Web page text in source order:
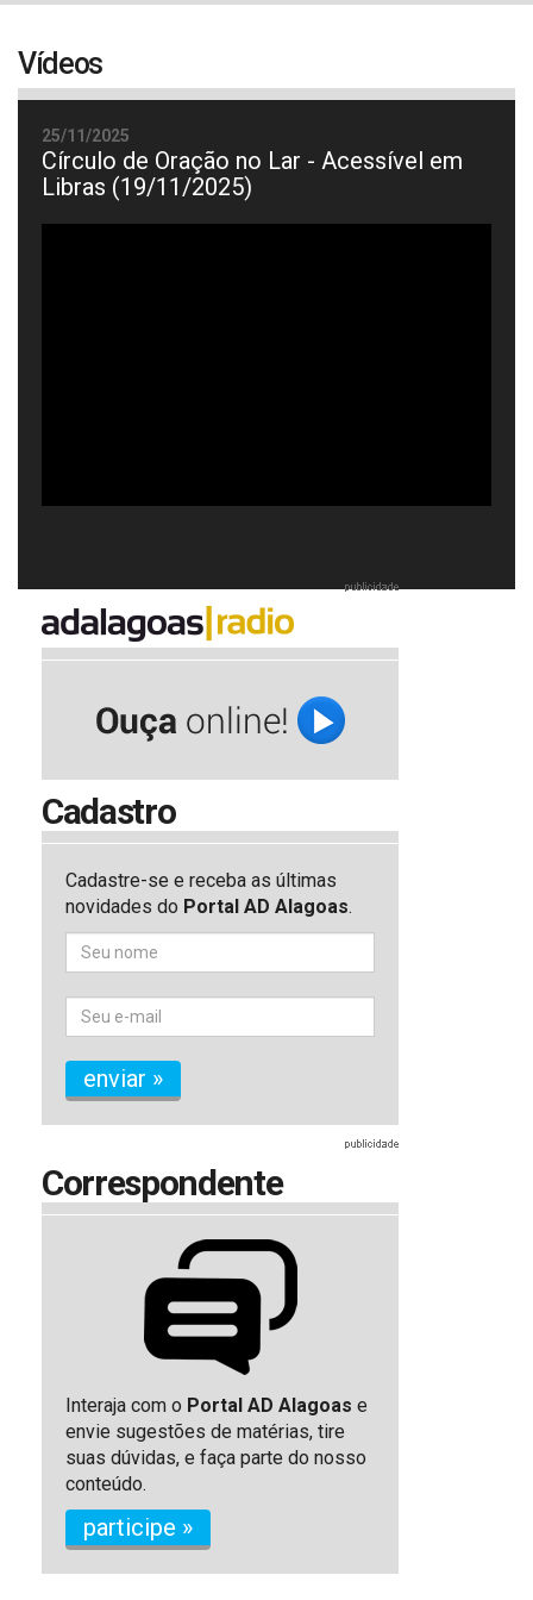
Vídeos
25/11/2025
Círculo de Oração no Lar - Acessível em
Libras (19/11/2025)
Cadastro
Cadastre-se e receba as últimas
novidades do Portal AD Alagoas.
enviar »
Correspondente
Interaja com o Portal AD Alagoas e
envie sugestões de matérias, tire
suas dúvidas, e faça parte do nosso
conteúdo.
participe »